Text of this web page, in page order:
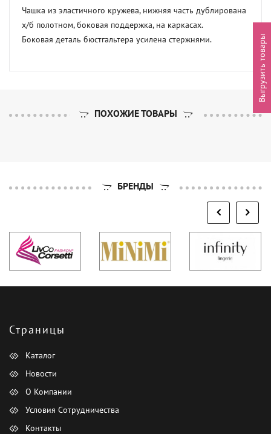
Чашка из эластичного кружева, нижняя часть дублирована
х/б полотном, боковая поддержка, на каркасах.
Боковая деталь бюстгальтера усилена стержнями.
ПОХОЖИЕ ТОВАРЫ
БРЕНДЫ
Страницы
Каталог
Новости
О Компании
Условия Сотрудничества
Контакты
Выгрузить товары